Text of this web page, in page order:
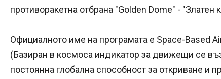
противоракетна отбрана "Golden Dome" - "Златен
Официалното име на програмата е Space-Based
(Базиран в космоса индикатор за движещи се
постоянна глобална способност за откриване и